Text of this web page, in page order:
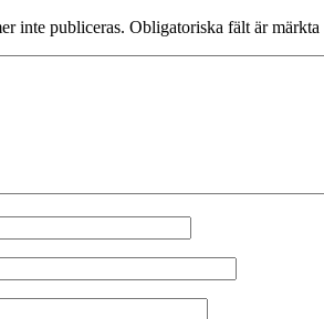
inte publiceras. Obligatoriska fält är märkta